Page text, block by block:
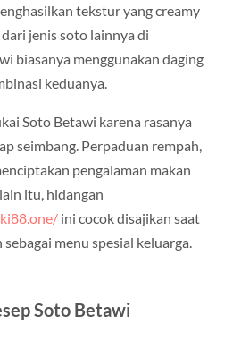
tekstur yang creamy
jenis soto lainnya di
biasanya menggunakan daging
keduanya.
Soto Betawi karena rasanya
seimbang. Perpaduan rempah,
pengalaman makan
itu, hidangan
ini cocok disajikan saat
menu spesial keluarga.
Soto Betawi